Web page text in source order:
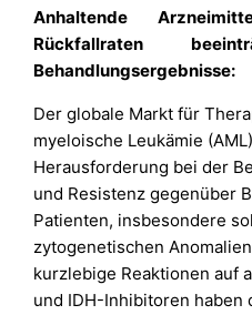
Anhaltende
Rückfallraten
Behandlungsergebnisse:
Der globale Markt für
myeloische Leukämie
Herausforderung bei der
und Resistenz gegenüber
Patienten, insbesondere
zytogenetischen
kurzlebige Reaktionen auf
und IDH-Inhibitoren haben